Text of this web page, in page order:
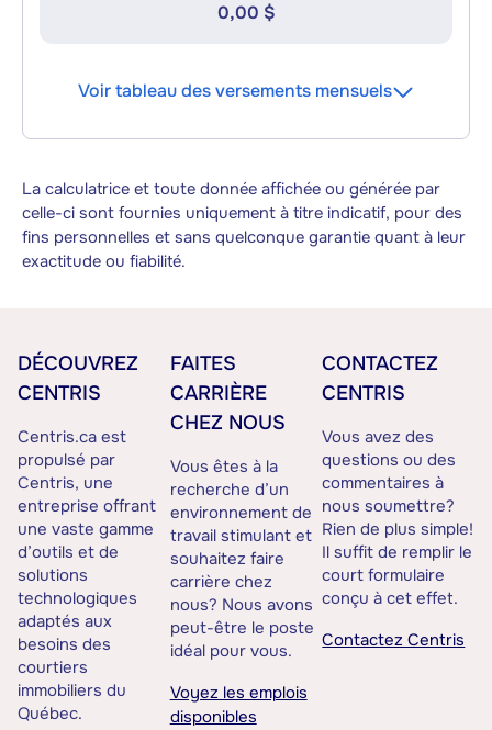
0,00 $
Voir tableau des versements mensuels
La calculatrice et toute donnée affichée ou générée par
celle-ci sont fournies uniquement à titre indicatif, pour des
fins personnelles et sans quelconque garantie quant à leur
exactitude ou fiabilité.
DÉCOUVREZ
CENTRIS
Centris.ca est
propulsé par
Centris, une
entreprise offrant
une vaste gamme
d’outils et de
solutions
technologiques
adaptés aux
besoins des
courtiers
immobiliers du
Québec.
FAITES
CARRIÈRE
CHEZ NOUS
Vous êtes à la
recherche d’un
environnement de
travail stimulant et
souhaitez faire
carrière chez
nous? Nous avons
peut-être le poste
idéal pour vous.
Voyez les emplois
disponibles
CONTACTEZ
CENTRIS
Vous avez des
questions ou des
commentaires à
nous soumettre?
Rien de plus simple!
Il suffit de remplir le
court formulaire
conçu à cet effet.
Contactez Centris